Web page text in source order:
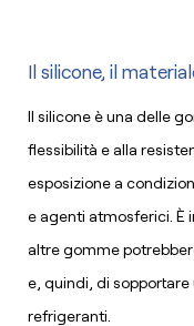
Il silicone, il
Il silicone è una delle
flessibilità e alla
esposizione a
e agenti atmosferici. È
altre gomme
e, quindi, di
refrigeranti.